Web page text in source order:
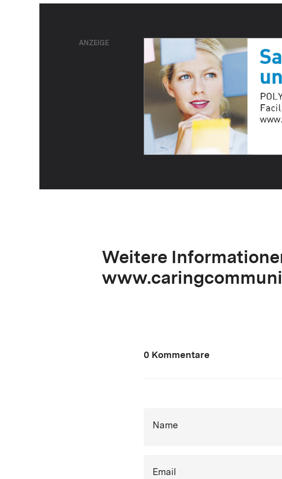
ANZEIGE
Weitere
0 Kommentare
Name
Email